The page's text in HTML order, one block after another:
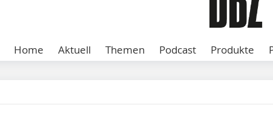
Home Aktuell Themen Podcast Produkte